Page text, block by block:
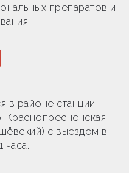
препаратов и
в районе станции
Краснопресненская
с выездом в
часа.